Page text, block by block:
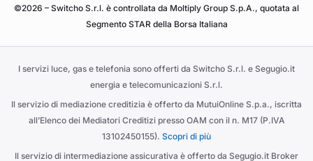
©2026 – Switcho S.r.l. è controllata da Moltiply Group S.p.A., quotata al
Segmento STAR della Borsa Italiana
I servizi luce, gas e telefonia sono offerti da Switcho S.r.l. e Segugio.it
energia e telecomunicazioni S.r.l.
Il servizio di mediazione creditizia è offerto da MutuiOnline S.p.a., iscritta
all’Elenco dei Mediatori Creditizi presso OAM con il n. M17 (P.IVA
13102450155). Scopri di più
Il servizio di intermediazione assicurativa è offerto da Segugio.it Broker